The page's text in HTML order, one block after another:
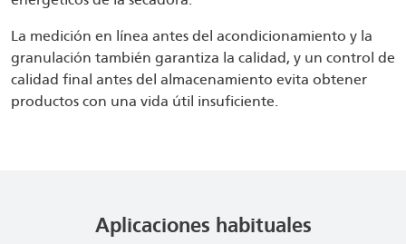
La medición en línea antes del acondicionamiento y la
granulación también garantiza la calidad, y un control de
calidad final antes del almacenamiento evita obtener
productos con una vida útil insuficiente.
Aplicaciones habituales